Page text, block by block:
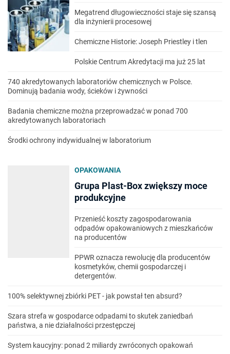
Megatrend długowieczności staje się szansą
dla inżynierii procesowej
Chemiczne Historie: Joseph Priestley i tlen
Polskie Centrum Akredytacji ma już 25 lat
740 akredytowanych laboratoriów chemicznych w Polsce.
Dominują badania wody, ścieków i żywności
Badania chemiczne można przeprowadzać w ponad 700
akredytowanych laboratoriach
Środki ochrony indywidualnej w laboratorium
OPAKOWANIA
Grupa Plast-Box zwiększy moce
produkcyjne
Przenieść koszty zagospodarowania
odpadów opakowaniowych z mieszkańców
na producentów
PPWR oznacza rewolucję dla producentów
kosmetyków, chemii gospodarczej i
detergentów.
100% selektywnej zbiórki PET - jak powstał ten absurd?
Szara strefa w gospodarce odpadami to skutek zaniedbań
państwa, a nie działalności przestępczej
System kaucyjny: ponad 2 miliardy zwróconych opakowań